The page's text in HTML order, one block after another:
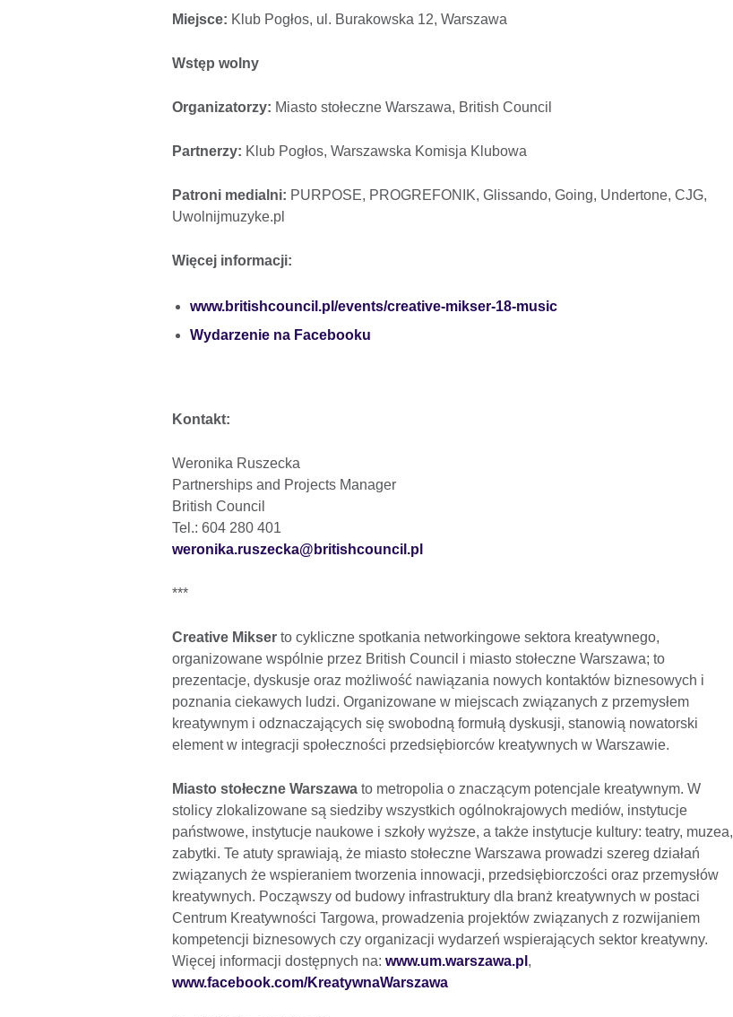
Miejsce: Klub Pogłos, ul. Burakowska 12, Warszawa
Wstęp wolny
Organizatorzy: Miasto stołeczne Warszawa, British Council
Partnerzy: Klub Pogłos, Warszawska Komisja Klubowa
Patroni medialni: PURPOSE, PROGREFONIK, Glissando, Going, Undertone, CJG,
Uwolnijmuzyke.pl
Więcej informacji:
www.britishcouncil.pl/events/creative-mikser-18-music
Wydarzenie na Facebooku
Kontakt:
Weronika Ruszecka
Partnerships and Projects Manager
British Council
Tel.: 604 280 401
weronika.ruszecka@britishcouncil.pl
***
Creative Mikser to cykliczne spotkania networkingowe sektora kreatywnego,
organizowane wspólnie przez British Council i miasto stołeczne Warszawa; to
prezentacje, dyskusje oraz możliwość nawiązania nowych kontaktów biznesowych i
poznania ciekawych ludzi. Organizowane w miejscach związanych z przemysłem
kreatywnym i odznaczających się swobodną formułą dyskusji, stanowią nowatorski
element w integracji społeczności przedsiębiorców kreatywnych w Warszawie.
Miasto stołeczne Warszawa to metropolia o znaczącym potencjale kreatywnym. W
stolicy zlokalizowane są siedziby wszystkich ogólnokrajowych mediów, instytucje
państwowe, instytucje naukowe i szkoły wyższe, a także instytucje kultury: teatry, muzea,
zabytki. Te atuty sprawiają, że miasto stołeczne Warszawa prowadzi szereg działań
związanych że wspieraniem tworzenia innowacji, przedsiębiorczości oraz przemysłów
kreatywnych. Począwszy od budowy infrastruktury dla branż kreatywnych w postaci
Centrum Kreatywności Targowa, prowadzenia projektów związanych z rozwijaniem
kompetencji biznesowych czy organizacji wydarzeń wspierających sektor kreatywny.
Więcej informacji dostępnych na: www.um.warszawa.pl ,
www.facebook.com/KreatywnaWarszawa